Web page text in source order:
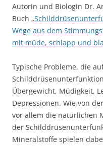
Autorin und Biologin Dr.
Buch „
Wege aus dem
mit müde, schlapp und
Typische Probleme, die
Übergewicht, Müdigkeit,
Depressionen. Wie von
vor allem die natürlichen
der
Mineralstoffe spielen